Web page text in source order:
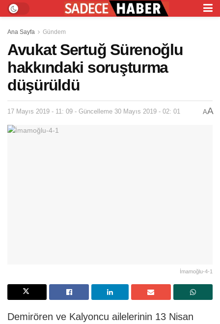
Ana Sayfa Gündem
Avukat Sertuğ Sürenoğlu
hakkındaki soruşturma
düşürüldü
17 Mayıs 2019 - 11: 09 - Güncelleme 30 Mayıs 2019 - 02: 01 AA
İmamoğlu-4-1
Demirören ve Kalyoncu ailelerinin 13 Nisan